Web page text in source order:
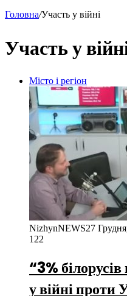
Головна/Участь у війні
Участь у
Місто і регіон
NizhynNEWS27
122
“3%
у війні проти